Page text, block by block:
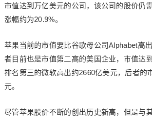
市值达到万亿美元的公司，该公司的股价仍
涨幅约为20.9%。
苹果当前的市值要比谷歌母公司Alphabet高
者目前也是市值第二高的美国企业，市值达
排名第三的微软高出约2660亿美元，后者的
元。
尽管苹果股价不断的创出历史新高，但是与